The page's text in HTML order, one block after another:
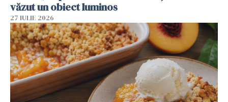
văzut un obiect luminos
27 IULIE 2026